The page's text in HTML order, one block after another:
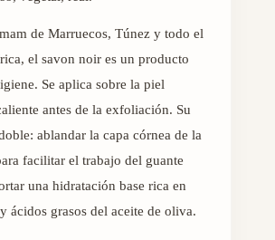
de Marruecos, Túnez y todo el
el savon noir es un producto
Se aplica sobre la piel
antes de la exfoliación. Su
ablandar la capa córnea de la
facilitar el trabajo del guante
una hidratación base rica en
ácidos grasos del aceite de oliva.